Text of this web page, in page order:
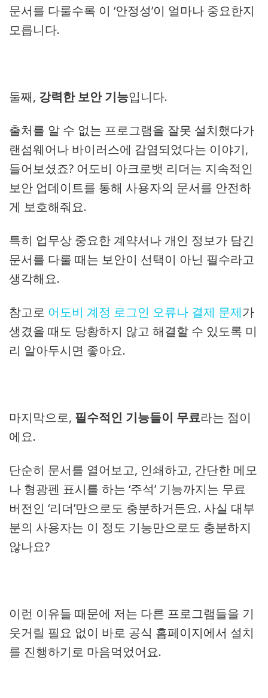
문서를 다룰수록 이 ‘안정성’이 얼마나 중요한지
모릅니다.
둘째, 강력한 보안 기능입니다.
출처를 알 수 없는 프로그램을 잘못 설치했다가
랜섬웨어나 바이러스에 감염되었다는 이야기,
들어보셨죠? 어도비 아크로뱃 리더는 지속적인
보안 업데이트를 통해 사용자의 문서를 안전하
게 보호해줘요.
특히 업무상 중요한 계약서나 개인 정보가 담긴
문서를 다룰 때는 보안이 선택이 아닌 필수라고
생각해요.
참고로 어도비 계정 로그인 오류나 결제 문제가
생겼을 때도 당황하지 않고 해결할 수 있도록 미
리 알아두시면 좋아요.
마지막으로, 필수적인 기능들이 무료라는 점이
에요.
단순히 문서를 열어보고, 인쇄하고, 간단한 메모
나 형광펜 표시를 하는 ‘주석’ 기능까지는 무료
버전인 ‘리더’만으로도 충분하거든요. 사실 대부
분의 사용자는 이 정도 기능만으로도 충분하지
않나요?
이런 이유들 때문에 저는 다른 프로그램들을 기
웃거릴 필요 없이 바로 공식 홈페이지에서 설치
를 진행하기로 마음먹었어요.